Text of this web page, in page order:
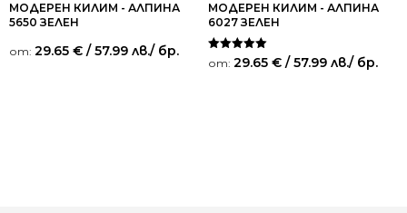
МОДЕРЕН КИЛИМ - АЛПИНА
5650 ЗЕЛЕН
от: 29.65 € / 57.99 лв./ бр.
МОДЕРЕН КИЛИМ - АЛПИНА
6027 ЗЕЛЕН
Оценено на
5.00
от: 29.65 € / 57.99 лв./ бр.